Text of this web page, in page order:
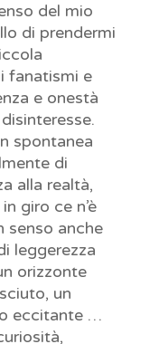
del mio
di prendermi
fanatismi e
e onestà
spontanea
di
alla realtà,
giro ce n’è
senso anche
leggerezza
orizzonte
un
eccitante …